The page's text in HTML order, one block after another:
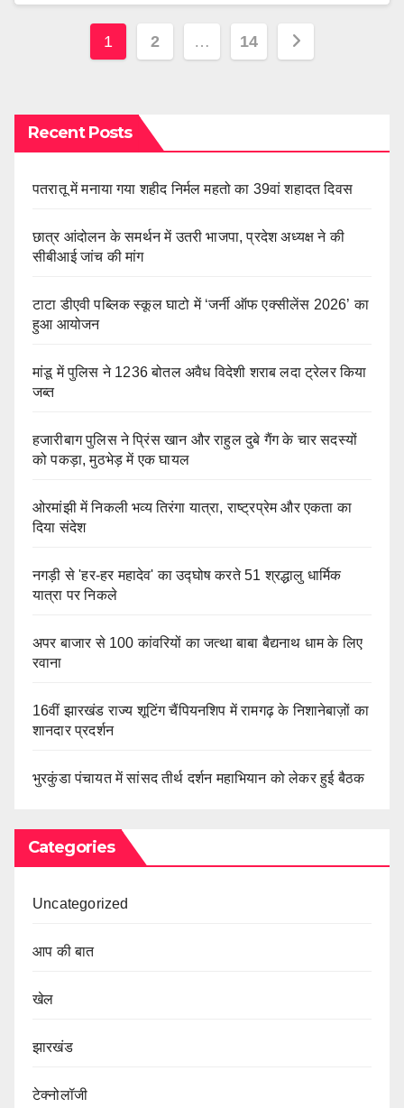
Posts
1 2 … 14
Recent Posts
पतरातू में मनाया गया शहीद निर्मल महतो का 39वां शहादत दिवस
छात्र आंदोलन के समर्थन में उतरी भाजपा, प्रदेश अध्यक्ष ने की
सीबीआई जांच की मांग
टाटा डीएवी पब्लिक स्कूल घाटो में ‘जर्नी ऑफ एक्सीलेंस 2026’ का
हुआ आयोजन
मांडू में पुलिस ने 1236 बोतल अवैध विदेशी शराब लदा ट्रेलर किया
जब्त
हजारीबाग पुलिस ने प्रिंस खान और राहुल दुबे गैंग के चार सदस्यों
को पकड़ा, मुठभेड़ में एक घायल
ओरमांझी में निकली भव्य तिरंगा यात्रा, राष्ट्रप्रेम और एकता का
दिया संदेश
नगड़ी से 'हर-हर महादेव' का उद्घोष करते 51 श्रद्धालु धार्मिक
यात्रा पर निकले
अपर बाजार से 100 कांवरियों का जत्था बाबा बैद्यनाथ धाम के लिए
रवाना
16वीं झारखंड राज्य शूटिंग चैंपियनशिप में रामगढ़ के निशानेबाज़ों का
शानदार प्रदर्शन
भुरकुंडा पंचायत में सांसद तीर्थ दर्शन महाभियान को लेकर हुई बैठक
Categories
Uncategorized
आप की बात
खेल
झारखंड
टेक्नोलॉजी